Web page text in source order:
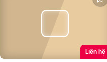
Liên hệ